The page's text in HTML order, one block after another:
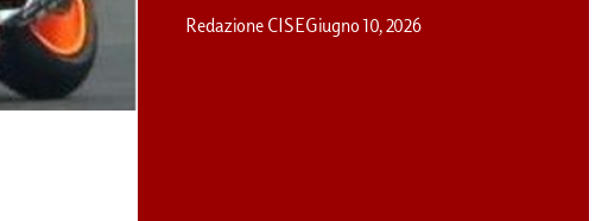
Redazione CISEGiugno 10, 2026